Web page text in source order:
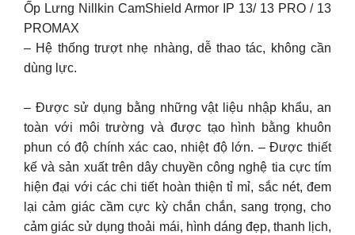
Ốp Lưng Nillkin CamShield Armor IP 13/ 13 PRO / 13
PROMAX
– Hệ thống trượt nhẹ nhàng, dễ thao tác, không cần
dùng lực.
– Được sử dụng bằng những vật liệu nhập khẩu, an
toàn với môi trường và được tạo hình bằng khuôn
phun có độ chính xác cao, nhiệt độ lớn. – Được thiết
kế và sản xuất trên dây chuyền công nghệ tia cực tím
hiện đại với các chi tiết hoàn thiện tỉ mỉ, sắc nét, đem
lại cảm giác cầm cực kỳ chắn chắn, sang trọng, cho
cảm giác sử dụng thoải mái, hình dáng đẹp, thanh lịch,